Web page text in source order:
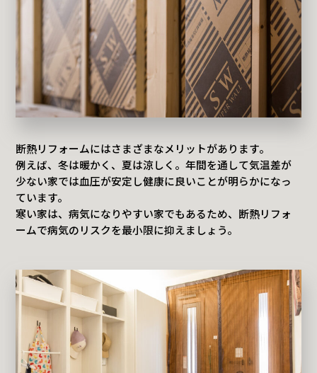
断熱リフォームにはさまざまなメリットがあります。
例えば、冬は暖かく、夏は涼しく。年間を通して気温差が
少ない家では血圧が安定し健康に良いことが明らかになっ
ています。
寒い家は、病気になりやすい家でもあるため、断熱リフォ
ームで病気のリスクを最小限に抑えましょう。